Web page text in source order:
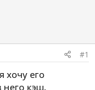
#1
хочу его
него кэш.